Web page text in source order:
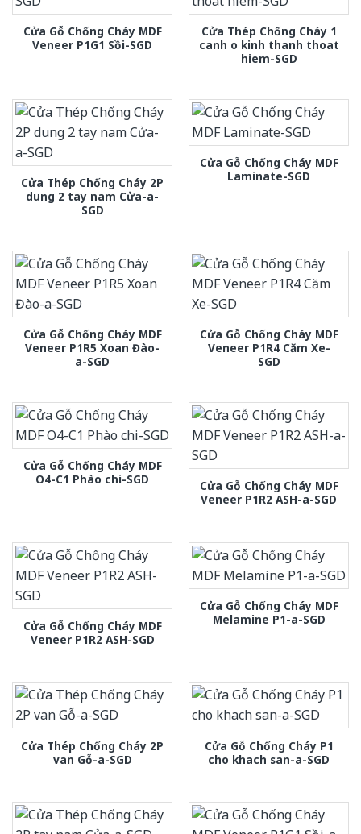
Cửa Gỗ Chống Cháy MDF
Veneer P1G1 Sồi-SGD
Cửa Thép Chống Cháy 1
canh o kinh thanh thoat
hiem-SGD
Cửa Thép Chống Cháy 2P
dung 2 tay nam Cửa-a-
SGD
Cửa Gỗ Chống Cháy MDF
Laminate-SGD
Cửa Gỗ Chống Cháy MDF
Veneer P1R5 Xoan Đào-
a-SGD
Cửa Gỗ Chống Cháy MDF
Veneer P1R4 Căm Xe-
SGD
Cửa Gỗ Chống Cháy MDF
O4-C1 Phào chi-SGD
Cửa Gỗ Chống Cháy MDF
Veneer P1R2 ASH-a-SGD
Cửa Gỗ Chống Cháy MDF
Veneer P1R2 ASH-SGD
Cửa Gỗ Chống Cháy MDF
Melamine P1-a-SGD
Cửa Thép Chống Cháy 2P
van Gỗ-a-SGD
Cửa Gỗ Chống Cháy P1
cho khach san-a-SGD